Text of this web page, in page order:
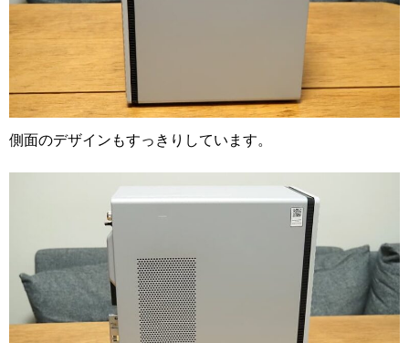
側面のデザインもすっきりしています。